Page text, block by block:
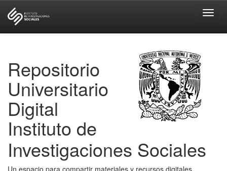
Repositorio
Universitario
Digital
Instituto de
Investigaciones Sociales
Un espacio para compartir materiales y recursos digitales